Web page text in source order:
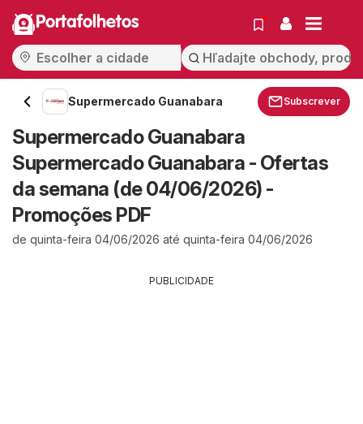
Portafolhetos
Supermercado Guanabara Subscrever
Supermercado Guanabara
Supermercado Guanabara - Ofertas
da semana (de 04/06/2026) -
Promoções PDF
de quinta-feira 04/06/2026 até quinta-feira 04/06/2026
PUBLICIDADE